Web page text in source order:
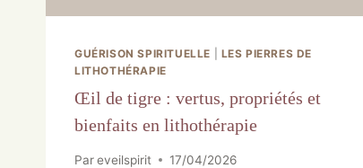
GUÉRISON SPIRITUELLE
LES PIERRES DE
LITHOTHÉRAPIE
Œil de tigre : vertus, propriétés et
bienfaits en lithothérapie
Pareveilspirit 17/04/2026